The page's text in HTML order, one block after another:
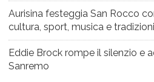
Aurisina festeggia San Rocco
cultura, sport, musica e tradizioni
Eddie Brock rompe il silenzio e
Sanremo